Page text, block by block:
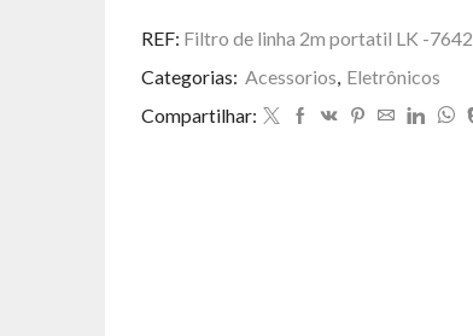
linha
portatil
-7642
REF: Filtro de linha 2m portatil LK -7642
Categorias: Acessorios, Eletrônicos
Compartilhar: